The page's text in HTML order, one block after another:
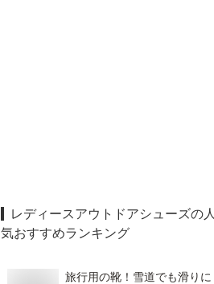
レディースアウトドアシューズの人
気おすすめランキング
旅行用の靴！雪道でも滑りに